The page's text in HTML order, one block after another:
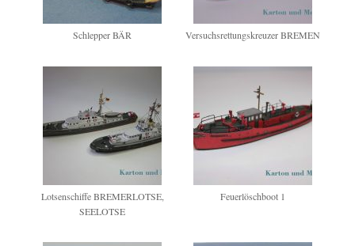
Schlepper BÄR Versuchsrettungskreuzer BREMEN
Lotsenschiffe BREMERLOTSE,
SEELOTSE
Feuerlöschboot 1